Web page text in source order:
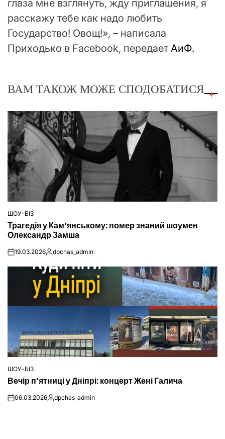
глаза мне взглянуть, жду приглашения, я
расскажу тебе как надо любить
Государство! Овощ!», – написала
Приходько в Facebook, передает АиФ.
ВАМ ТАКОЖ МОЖЕ СПОДОБАТИСЯ
ОПУБЛІКУВАТИ
ШОУ-БІЗ
Трагедія у Кам’янському: помер знаний шоумен
Олександр Замша
on19.03.2026Опубліковано
dpchas_admin
ОПУБЛІКУВАТИ
У
ШОУ-БІЗ
Вечір п’ятниці у Дніпрі: концерт Жені Галича
on06.03.2026Опубліковано
dpchas_admin